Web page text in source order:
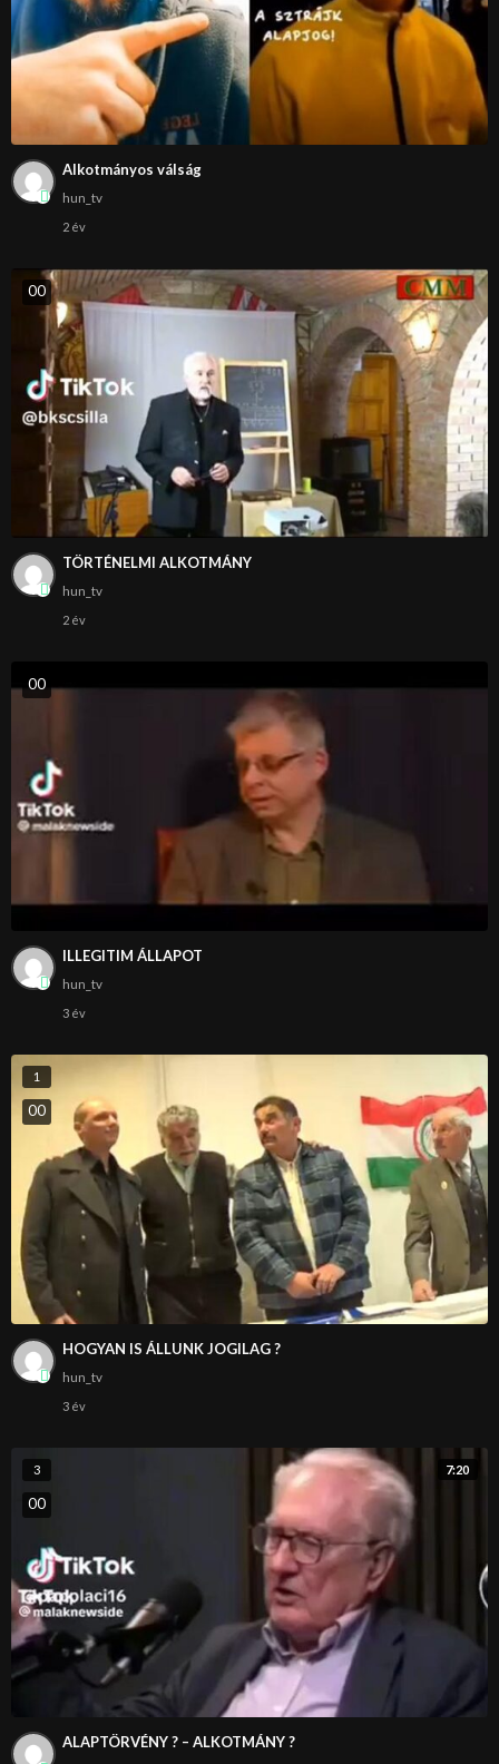
Alkotmányos válság
hun_tv
2 év
00
TÖRTÉNELMI ALKOTMÁNY
hun_tv
2 év
00
ILLEGITIM ÁLLAPOT
hun_tv
3 év
1
00
HOGYAN IS ÁLLUNK JOGILAG ?
hun_tv
3 év
7:20
3
00
ALAPTÖRVÉNY ? – ALKOTMÁNY ?